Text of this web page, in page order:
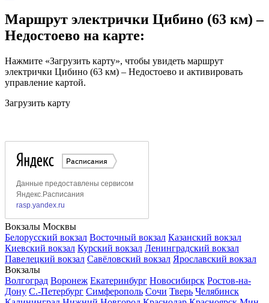
Маршрут электрички Цибино (63 км) –
Недостоево на карте:
Нажмите «Загрузить карту», чтобы увидеть маршрут
электрички Цибино (63 км) – Недостоево и активировать
управление картой.
Загрузить карту
Вокзалы Москвы
Белорусский вокзал Восточный вокзал Казанский вокзал
Киевский вокзал Курский вокзал Ленинградский вокзал
Павелецкий вокзал Савёловский вокзал Ярославский вокзал
Вокзалы
Волгоград Воронеж Екатеринбург Новосибирск Ростов-на-
Дону С.-Петербург Симферополь Сочи Тверь Челябинск